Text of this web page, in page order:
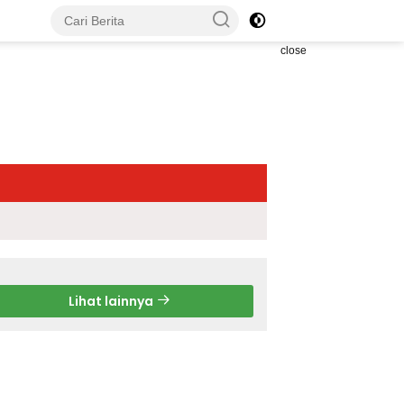
close
Lihat lainnya